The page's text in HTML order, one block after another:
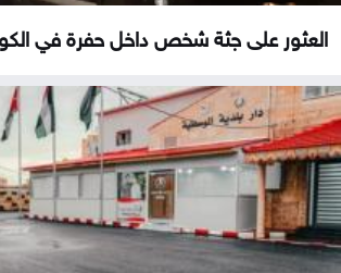
العثور على جثة شخص داخل حفرة في